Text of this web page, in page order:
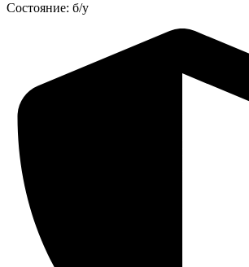
Состояние: б/у